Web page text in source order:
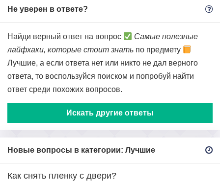
Не уверен в ответе?
Найди верный ответ на вопрос
Самые полезные
лайфхаки, которые стоит знать по предмету
Лучшие, а если ответа нет или никто не дал верного
ответа, то воспользуйся поиском и попробуй найти
ответ среди похожих вопросов.
Искать другие ответы
Новые вопросы в категории: Лучшие
Как снять пленку с двери?